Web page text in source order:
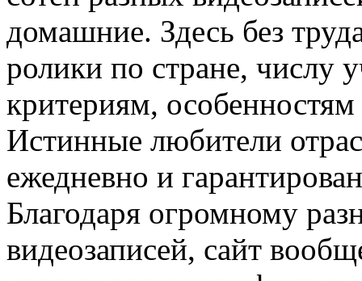
домашние. Здесь без
ролики по стране, числу
критериям,
Истинные любители
ежедневно и
Благодаря огромному
видеозаписей, сайт